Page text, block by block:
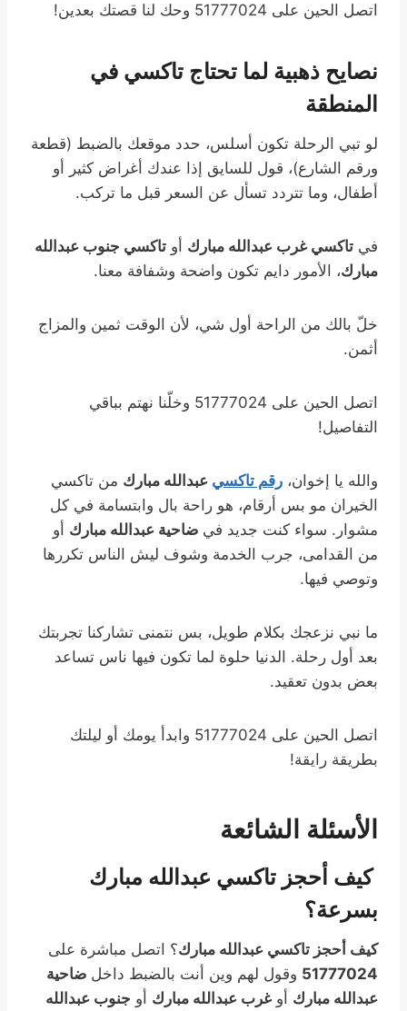
اتصل الحين على 51777024 وحك لنا قصتك بعدين!
نصايح ذهبية لما تحتاج تاكسي في
المنطقة
لو تبي الرحلة تكون أسلس، حدد موقعك بالضبط (قطعة
ورقم الشارع)، قول للسايق إذا عندك أغراض كثير أو
أطفال، وما تتردد تسأل عن السعر قبل ما تركب.
في تاكسي غرب عبدالله مبارك أو تاكسي جنوب عبدالله
مبارك، الأمور دايم تكون واضحة وشفافة معنا.
خلّ بالك من الراحة أول شي، لأن الوقت ثمين والمزاج
أثمن.
اتصل الحين على 51777024 وخلّنا نهتم بباقي
التفاصيل!
والله يا إخوان، رقم تاكسي عبدالله مبارك من تاكسي
الخيران مو بس أرقام، هو راحة بال وابتسامة في كل
مشوار. سواء كنت جديد في ضاحية عبدالله مبارك أو
من القدامى، جرب الخدمة وشوف ليش الناس تكررها
وتوصي فيها.
ما نبي نزعجك بكلام طويل، بس نتمنى تشاركنا تجربتك
بعد أول رحلة. الدنيا حلوة لما تكون فيها ناس تساعد
بعض بدون تعقيد.
اتصل الحين على 51777024 وابدأ يومك أو ليلتك
بطريقة رايقة!
الأسئلة الشائعة
كيف أحجز تاكسي عبدالله مبارك
بسرعة؟
كيف أحجز تاكسي عبدالله مبارك؟ اتصل مباشرة على
51777024 وقول لهم وين أنت بالضبط داخل ضاحية
عبدالله مبارك أوغرب عبدالله مبارك أو جنوب عبدالله